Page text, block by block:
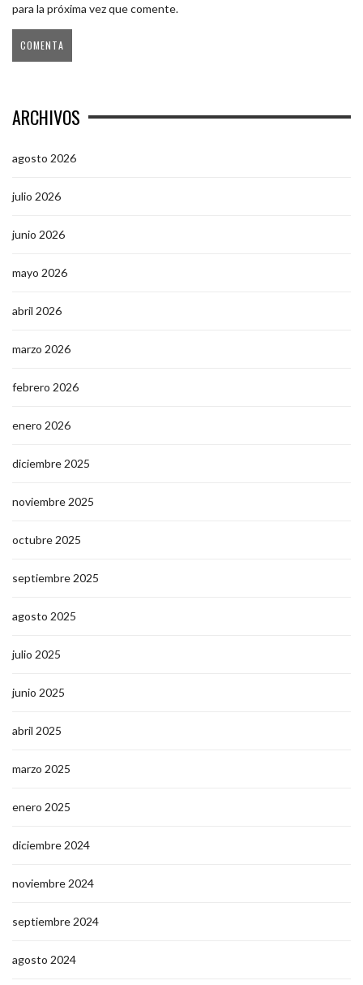
para la próxima vez que comente.
ARCHIVOS
agosto 2026
julio 2026
junio 2026
mayo 2026
abril 2026
marzo 2026
febrero 2026
enero 2026
diciembre 2025
noviembre 2025
octubre 2025
septiembre 2025
agosto 2025
julio 2025
junio 2025
abril 2025
marzo 2025
enero 2025
diciembre 2024
noviembre 2024
septiembre 2024
agosto 2024